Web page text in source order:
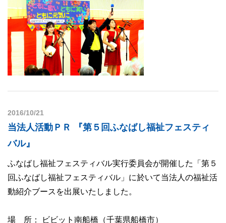
2016/10/21
当法人活動ＰＲ 『第５回ふなばし福祉フェスティ
バル』
ふなばし福祉フェスティバル実行委員会が開催した「第５
回ふなばし福祉フェスティバル」に於いて当法人の福祉活
動紹介ブースを出展いたしました。
場 所： ビビット南船橋（千葉県船橋市）